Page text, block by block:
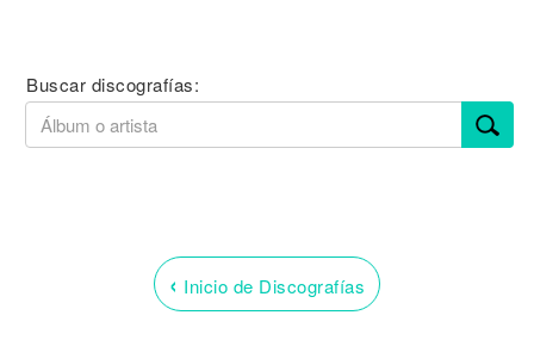
Buscar discografías:
‹ Inicio de Discografías